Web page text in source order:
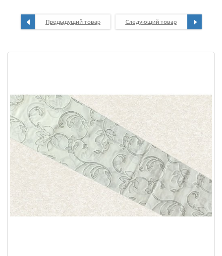
Предыдущий товар Следующий товар